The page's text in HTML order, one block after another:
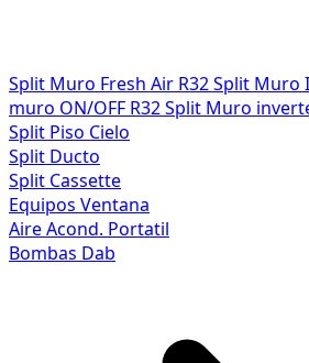
Split Muro Fresh Air R32Split Muro
muro ON/OFF R32Split Muro
Split Piso Cielo
Split Ducto
Split Cassette
Equipos Ventana
Aire Acond. Portatil
Bombas Dab